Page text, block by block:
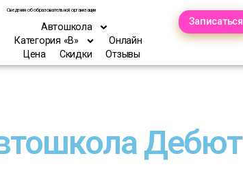
Сведения об образовательной организации
Автошкола
Категория «В»
Онлайн
Цена
Скидки Отзывы
Записаться
Дебют